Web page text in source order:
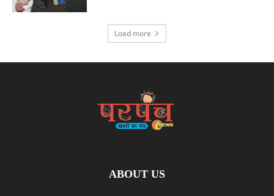
Load more
ABOUT US